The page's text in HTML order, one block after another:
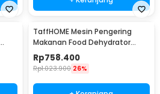
TaffHOME Mesin Pengering
Makanan Food Dehydrator
Touch Panel 6 Layer - LT55
Rp758.400
Rp1.023.900 26%